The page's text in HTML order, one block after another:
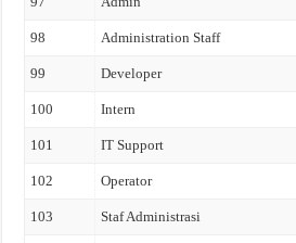
98 Administration Staff
99 Developer
100 Intern
101 IT Support
102 Operator
103 Staf Administrasi